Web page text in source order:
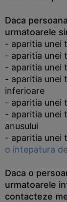
Daca
urmatoarele
- aparitia unei
- aparitia unei
- aparitia unei
- aparitia unei
inferioare
- aparitia unei
- aparitia unei
anusului
- aparitia unei
o intepatura
Daca o
urmatoarele
contacteze